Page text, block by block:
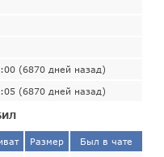
(6870 дней назад)
(6870 дней назад)
Размер Был в чате